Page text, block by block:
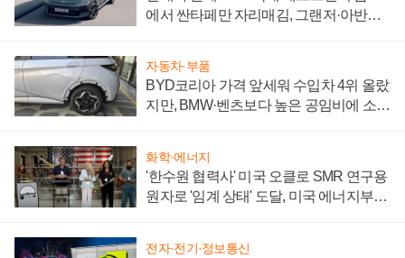
에서 싼타페만 자리매김, 그랜저·아반떼
자동차·부품
BYD코리아 가격 앞세워 수입차 4위 올랐
지만, BMW·벤츠보다 높은 공임비에 소비
화학·에너지
'한수원 협력사' 미국 오클로 SMR 연구용
원자로 '임계 상태' 도달, 미국 에너지부
전자·전기·정보통신